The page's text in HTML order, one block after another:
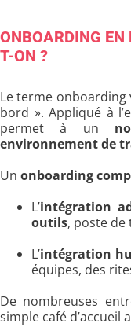
ONBOARDING EN
T-ON ?
Le terme onboarding
bord ». Appliqué à
permet à un
environnement de
Un onboarding
L’intégration
outils, poste
L’intégration
équipes, des
De nombreuses
simple café